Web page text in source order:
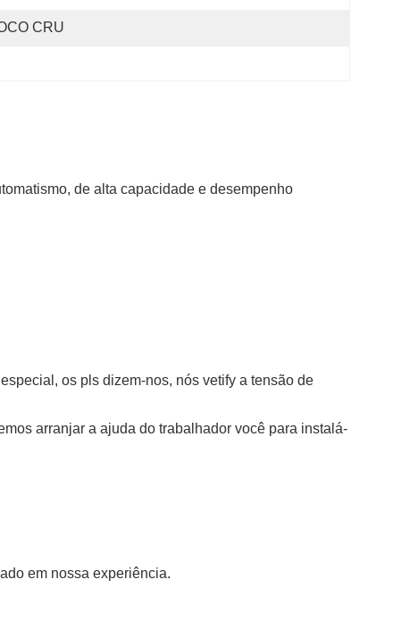
CRU
de alta capacidade e desempenho
os pls dizem-nos, nós vetify a tensão de
arranjar a ajuda do trabalhador você para instalá-
em nossa experiência.